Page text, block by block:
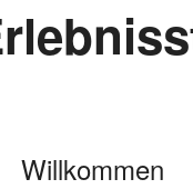
Willkommen